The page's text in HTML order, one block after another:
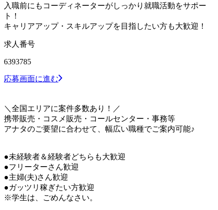
入職前にもコーディネーターがしっかり就職活動をサポー
ト！
キャリアアップ・スキルアップを目指したい方も大歓迎！
求人番号
6393785
応募画面に進む
＼全国エリアに案件多数あり！／
携帯販売・コスメ販売・コールセンター・事務等
アナタのご要望に合わせて、幅広い職種でご案内可能♪
●未経験者＆経験者どちらも大歓迎
●フリーターさん歓迎
●主婦(夫)さん歓迎
●ガッツリ稼ぎたい方歓迎
※学生は、ごめんなさい。